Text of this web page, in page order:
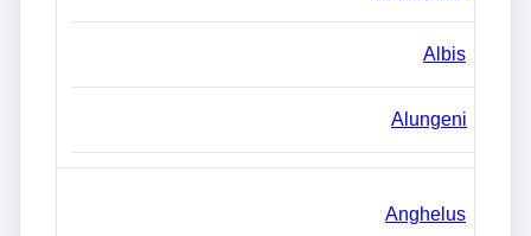
Albis
Alungeni
Anghelus